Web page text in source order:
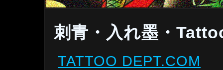
刺青・入れ墨・
TATTOO DEPT.COM